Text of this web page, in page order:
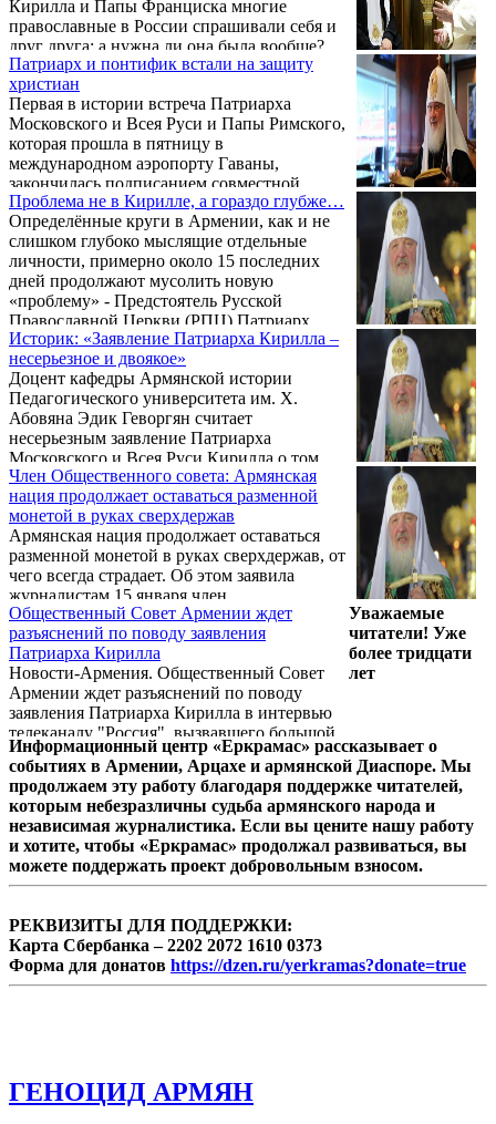
посланником Иисуса Христа. Он известен
как сигаретный митрополит России. С 1996
года он ввез на 14 млрд. долларов
безакцизных сигарет. На 14 млрд. ...
Кирилла и Папы Франциска многие
православные в России спрашивали себя и
друг друга: а нужна ли она была вообще?
Патриарх и понтифик встали на защиту
христиан
Первая в истории встреча Патриарха
Московского и Всея Руси и Папы Римского,
которая прошла в пятницу в
международном аэропорту Гаваны,
закончилась подписанием совместной
декларации и дала надежду на
формирование нового этапа в отношениях
Русской Православной и Римско-
Католической Церквей.
Проблема не в Кирилле, а гораздо глубже…
Определённые круги в Армении, как и не
слишком глубоко мыслящие отдельные
личности, примерно около 15 последних
дней продолжают мусолить новую
«проблему» - Предстоятель Русской
Православной Церкви (РПЦ) Патриарх
Кирилл в своём рождественском интервью
Киселёву якобы «отрицал Геноцид армян»!
Историк: «Заявление Патриарха Кирилла –
несерьезное и двоякое»
Доцент кафедры Армянской истории
Педагогического университета им. Х.
Абовяна Эдик Геворгян считает
несерьезным заявление Патриарха
Московского и Всея Руси Кирилла о том,
что на территории Османской империи
христианское меньшинство не
уничтожалось, но с другой стороны
призывает не обострять вопрос, так как он
касается не только армян.
Член Общественного совета: Армянская
нация продолжает оставаться разменной
монетой в руках сверхдержав
Армянская нация продолжает оставаться
разменной монетой в руках сверхдержав, от
чего всегда страдает. Об этом заявила
журналистам 15 января член
Общественного совета Армении, эколог
Карине Даниелян, комментируя фрагмент
недавнего телеинтервью патриарха
Московского и Всея Руси Кирилла, в
котором тот заявил, что в Османской
империи не уничтожали христианские
меньшинства.
Общественный Совет Армении ждет
разъяснений по поводу заявления
Патриарха Кирилла
Новости-Армения. Общественный Совет
Армении ждет разъяснений по поводу
заявления Патриарха Кирилла в интервью
телеканалу "Россия", вызвавшего большой
резонанс в Армении. В своем интервью
телеканалу "Россия" Патриарх Кирилл
признал, что отношения между
христианами и мусульманами складывались
не безоблачно, добавив, что известны
случаи насильственного обращения в ислам
и завоевания христианских территорий.
Уважаемые
читатели! Уже
более тридцати
лет
Информационный центр «Еркрамас» рассказывает о
событиях в Армении, Арцахе и армянской Диаспоре. Мы
продолжаем эту работу благодаря поддержке читателей,
которым небезразличны судьба армянского народа и
независимая журналистика. Если вы цените нашу работу
и хотите, чтобы «Еркрамас» продолжал развиваться, вы
можете поддержать проект добровольным взносом.
РЕКВИЗИТЫ ДЛЯ ПОДДЕРЖКИ:
Карта Сбербанка – 2202 2072 1610 0373
Форма для донатов https://dzen.ru/yerkramas?donate=true
ГЕНОЦИД АРМЯН